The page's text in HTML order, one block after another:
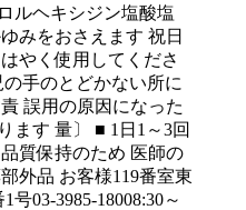
ルヘキシジン塩酸塩
みをおさえます 祝日
やく使用してくださ
手のとどかない所に
誤用の原因になった
ます 量〕 ■ 1日1～3回
質保持のため 医師の
外品 お客様119番室東
03-3985-18008:30～